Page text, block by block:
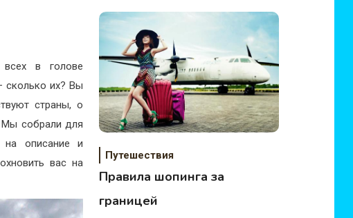
в голове
сколько их? Вы
страны, о
Мы собрали для
описание и
вас на
Путешествия
Правила шопинга за
границей